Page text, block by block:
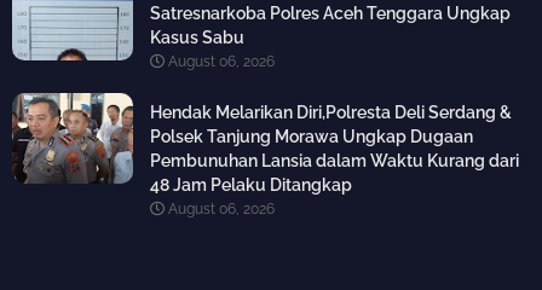
Satresnarkoba Polres Aceh Tenggara Ungkap
Kasus Sabu
August 06, 2026
Hendak Melarikan Diri,Polresta Deli Serdang &
Polsek Tanjung Morawa Ungkap Dugaan
Pembunuhan Lansia dalam Waktu Kurang dari
48 Jam Pelaku Ditangkap
August 06, 2026